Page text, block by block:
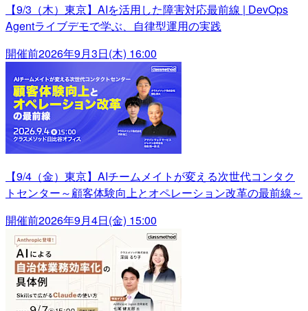
【9/3（木）東京】AIを活用した障害対応最前線 | DevOps
Agentライブデモで学ぶ、自律型運用の実践
開催前2026年9月3日(木) 16:00
【9/4（金）東京】AIチームメイトが変える次世代コンタク
トセンター～顧客体験向上とオペレーション改革の最前線～
開催前2026年9月4日(金) 15:00